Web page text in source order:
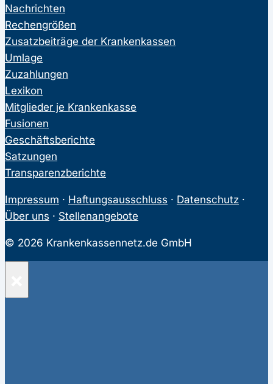
Nachrichten
Rechengrößen
Zusatzbeiträge der Krankenkassen
Umlage
Zuzahlungen
Lexikon
Mitglieder je Krankenkasse
Fusionen
Geschäftsberichte
Satzungen
Transparenzberichte
Impressum · Haftungsausschluss · Datenschutz ·
Über uns · Stellenangebote
© 2026 Krankenkassennetz.de GmbH